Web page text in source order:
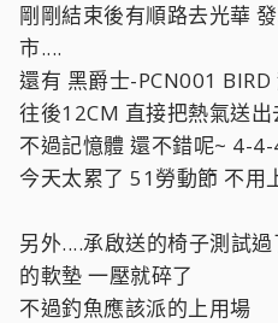
剛剛結束後有順路去光華
市....
還有 黑爵士-PCN001
往後12CM 直接把熱氣送出
不過記憶體 還不錯呢~ 4-
今天太累了 51勞動節 不用
另外....承啟送的椅子測試
的軟墊 一壓就碎了
不過釣魚應該派的上用場